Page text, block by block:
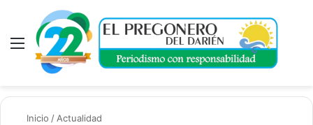
Menú
Inicio / Actualidad